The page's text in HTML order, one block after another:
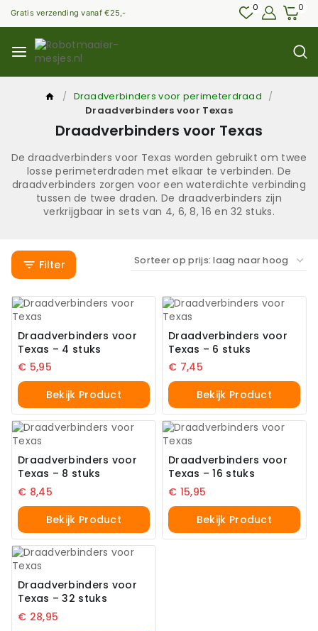
Gratis verzending vanaf €25,- 0 0
/ Draadverbinders voor perimeterdraad /
Draadverbinders voor Texas
Draadverbinders voor Texas
De draadverbinders voor Texas worden gebruikt om twee
losse perimeterdraden met elkaar te verbinden. De
draadverbinders zorgen voor een waterdichte verbinding
tussen de twee draden. De draadverbinders zijn
verkrijgbaar in sets van 4, 6, 8, 16 en 32 stuks.
Filter
Draadverbinders voor
Texas – 4 stuks
€ 5,95
Bekijk Product
Draadverbinders voor
Texas – 6 stuks
€ 7,45
Bekijk Product
Draadverbinders voor
Texas – 8 stuks
€ 8,45
Bekijk Product
Draadverbinders voor
Texas – 16 stuks
€ 15,95
Bekijk Product
Draadverbinders voor
Texas – 32 stuks
€ 28,95